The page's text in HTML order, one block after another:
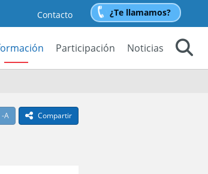
Contacto ¿Te llamamos?
Participación
Noticias
texto
-A Achicar textoicono compartir
Compartir